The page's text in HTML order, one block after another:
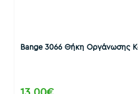
Bange 3066 Θήκη Οργάνωσης